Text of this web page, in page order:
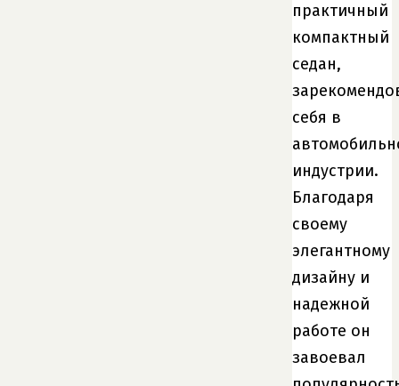
практичный
компактный
седан,
себя в
индустрии.
Благодаря
своему
элегантному
дизайну и
надежной
работе он
завоевал